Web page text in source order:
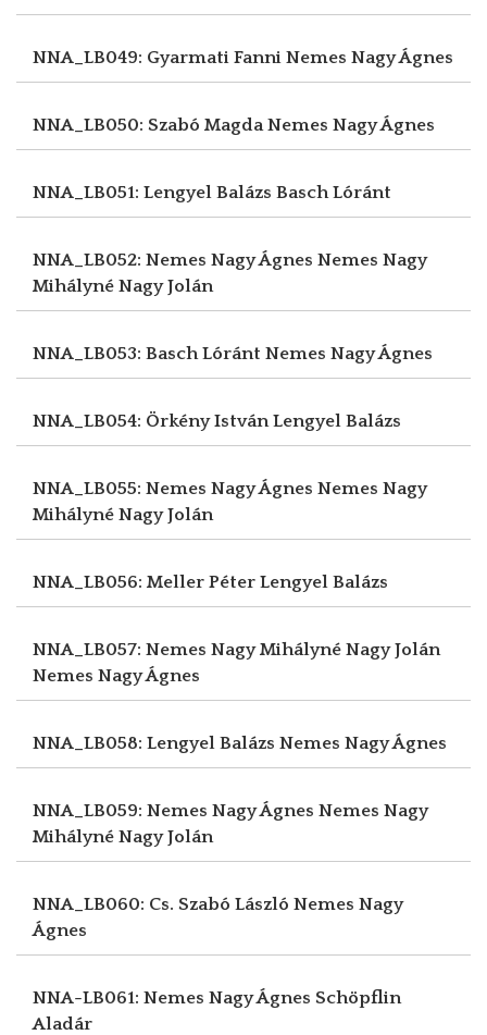
NNA_LB049: Gyarmati Fanni Nemes Nagy Ágnes
NNA_LB050: Szabó MagdaNemes Nagy Ágnes
NNA_LB051: Lengyel Balázs Basch Lóránt
NNA_LB052: Nemes Nagy Ágnes Nemes Nagy
Mihályné Nagy Jolán
NNA_LB053: Basch Lóránt Nemes Nagy Ágnes
NNA_LB054: Örkény IstvánLengyel Balázs
NNA_LB055: Nemes Nagy Ágnes Nemes Nagy
Mihályné Nagy Jolán
NNA_LB056: Meller Péter Lengyel Balázs
NNA_LB057: Nemes Nagy Mihályné Nagy Jolán
Nemes Nagy Ágnes
NNA_LB058: Lengyel Balázs Nemes Nagy Ágnes
NNA_LB059: Nemes Nagy Ágnes Nemes Nagy
Mihályné Nagy Jolán
NNA_LB060: Cs. Szabó László Nemes Nagy
Ágnes
NNA-LB061: Nemes Nagy Ágnes Schöpflin
Aladár